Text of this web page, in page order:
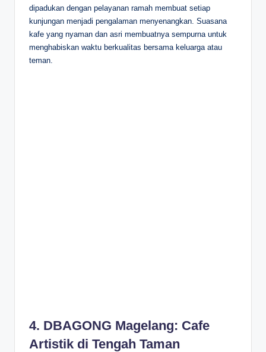
dipadukan dengan pelayanan ramah membuat setiap
kunjungan menjadi pengalaman menyenangkan. Suasana
kafe yang nyaman dan asri membuatnya sempurna untuk
menghabiskan waktu berkualitas bersama keluarga atau
teman.
4. DBAGONG Magelang: Cafe
Artistik di Tengah Taman